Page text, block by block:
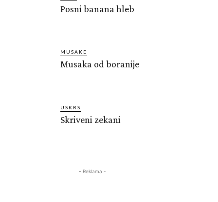
Posni banana hleb
MUSAKE
Musaka od boranije
USKRS
Skriveni zekani
- Reklama -